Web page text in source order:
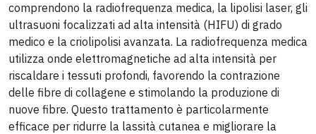
comprendono la radiofrequenza medica, la lipolisi laser, gli
ultrasuoni focalizzati ad alta intensità (HIFU) di grado
medico e la criolipolisi avanzata. La radiofrequenza medica
utilizza onde elettromagnetiche ad alta intensità per
riscaldare i tessuti profondi, favorendo la contrazione
delle fibre di collagene e stimolando la produzione di
nuove fibre. Questo trattamento è particolarmente
efficace per ridurre la lassità cutanea e migliorare la